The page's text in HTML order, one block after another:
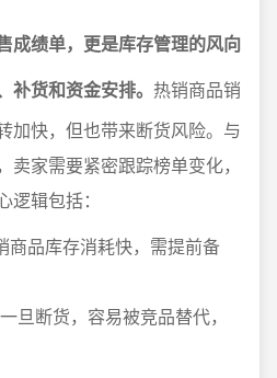
成绩单，更是库存管理的风向
货和资金安排。 热销商品销
加快，但也带来断货风险。与
卖家需要紧密跟踪榜单变化，
辑包括：
商品库存消耗快，需提前备
旦断货，容易被竞品替代，